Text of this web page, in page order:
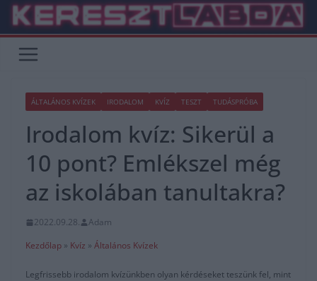
Skip
content
ÁLTALÁNOS KVÍZEK IRODALOM KVÍZ TESZT TUDÁSPRÓBA
Irodalom kvíz: Sikerül a
10 pont? Emlékszel még
az iskolában tanultakra?
2022.09.28.
Adam
Kezdőlap » Kvíz » Általános Kvízek
Legfrissebb irodalom kvízünkben olyan kérdéseket teszünk fel, mint